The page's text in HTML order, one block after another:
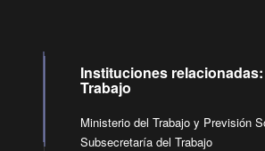
Instituciones relacionadas:
Trabajo
Ministerio del Trabajo y Previsión
Subsecretaría del Trabajo